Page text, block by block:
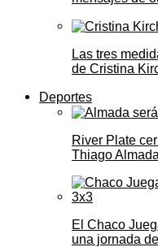
Las tres
de Cristina
Deportes
River Plate
Thiago
El Chaco
una jornada